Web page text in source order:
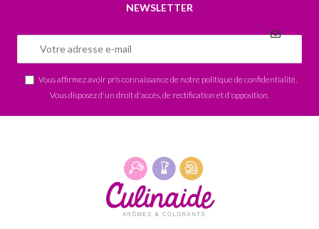
NEWSLETTER
Vous affirmez avoir pris connaissance de notre politique de confidentialité
Vous disposez d'un droit d'accès, de rectification et d'opposition.